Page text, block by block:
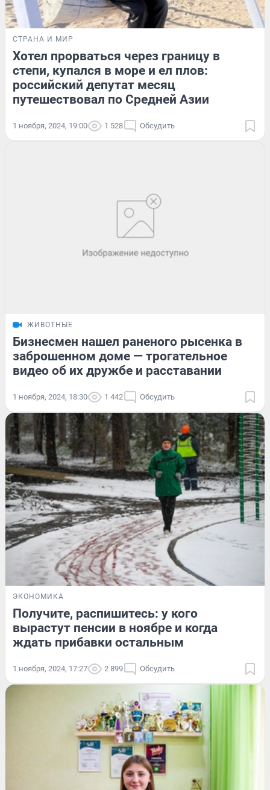
СТРАНА И МИР
Хотел прорваться через границу в
степи, купался в море и ел плов:
российский депутат месяц
путешествовал по Средней Азии
1 ноября, 2024, 19:00 1 528 Обсудить
ЖИВОТНЫЕ
Бизнесмен нашел раненого рысенка в
заброшенном доме — трогательное
видео об их дружбе и расставании
1 ноября, 2024, 18:30 1 442 Обсудить
ЭКОНОМИКА
Получите, распишитесь: у кого
вырастут пенсии в ноябре и когда
ждать прибавки остальным
1 ноября, 2024, 17:27 2 899 Обсудить